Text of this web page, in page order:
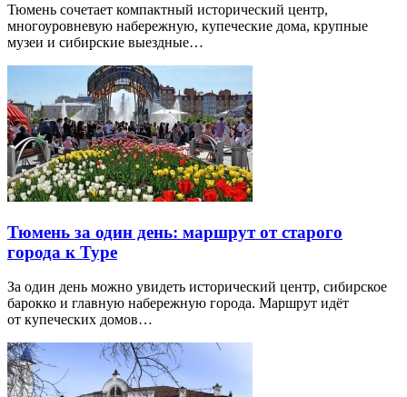
Тюмень сочетает компактный исторический центр,
многоуровневую набережную, купеческие дома, крупные
музеи и сибирские выездные…
Тюмень за один день: маршрут от старого
города к Туре
За один день можно увидеть исторический центр, сибирское
барокко и главную набережную города. Маршрут идёт
от купеческих домов…